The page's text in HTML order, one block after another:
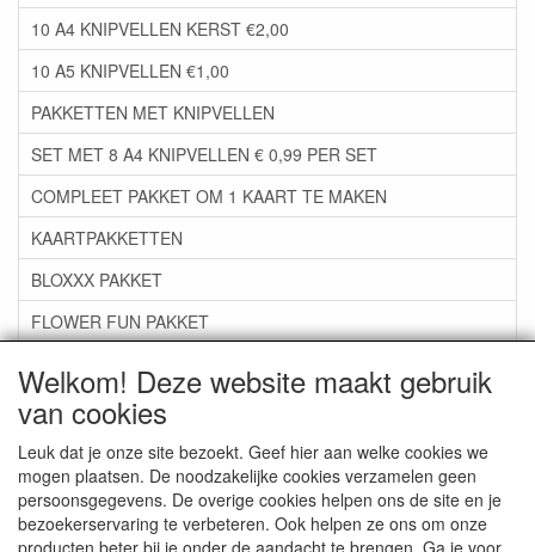
Welkom! Deze website maakt gebruik
van cookies
Leuk dat je onze site bezoekt. Geef hier aan welke cookies we
mogen plaatsen. De noodzakelijke cookies verzamelen geen
persoonsgegevens. De overige cookies helpen ons de site en je
bezoekerservaring te verbeteren. Ook helpen ze ons om onze
producten beter bij je onder de aandacht te brengen. Ga je voor
10 A4 KNIPVELLEN KERST €2,00
10 A5 KNIPVELLEN €1,00
PAKKETTEN MET KNIPVELLEN
SET MET 8 A4 KNIPVELLEN € 0,99 PER SET
COMPLEET PAKKET OM 1 KAART TE MAKEN
KAARTPAKKETTEN
BLOXXX PAKKET
FLOWER FUN PAKKET
***GROEP 06*** TAPE/LIJM SNIJMALLEN STEMPELS
***GROEP 07*** KAARTEN +SCRAP TOEBEHOREN
***GROEP 08*** TEKENEN EN KLEUREN, GELPEN,MARKER
***GROEP 09*** KRALEN EN TOEBEHOREN
***GROEP 10*** WENSKAARTEN MET ENV. €0,75